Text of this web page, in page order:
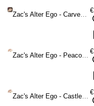
Zac's Alter Ego - Carved Wooden Fan style 1 Waaier - Bruin
€
Zac's Alter Ego - Peacock & Flowers Printed Wooden Fan Waaier - Bruin
€
Zac's Alter Ego - Castles & Nature Printed Wooden Fan Waaier - Bruin
€